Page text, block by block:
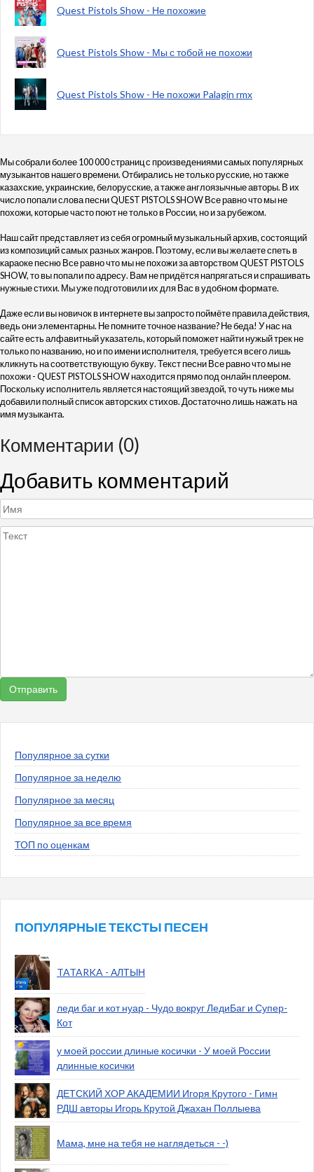
Quest Pistols Show - Не похожие
Quest Pistols Show - Мы с тобой не похожи
Quest Pistols Show - Не похожи Palagin rmx
Мы собрали более 100 000 страниц с произведениями самых популярных
музыкантов нашего времени. Отбирались не только русские, но также
казахские, украинские, белорусские, а также англоязычные авторы. В их
число попали слова песни QUEST PISTOLS SHOW Все равно что мы не
похожи, которые часто поют не только в России, но и за рубежом.
Наш сайт представляет из себя огромный музыкальный архив, состоящий
из композиций самых разных жанров. Поэтому, если вы желаете спеть в
караоке песню Все равно что мы не похожи за авторством QUEST PISTOLS
SHOW, то вы попали по адресу. Вам не придётся напрягаться и спрашивать
нужные стихи. Мы уже подготовили их для Вас в удобном формате.
Даже если вы новичок в интернете вы запросто поймёте правила действия,
ведь они элементарны. Не помните точное название? Не беда! У нас на
сайте есть алфавитный указатель, который поможет найти нужый трек не
только по названию, но и по имени исполнителя, требуется всего лишь
кликнуть на соответствующую букву. Текст песни Все равно что мы не
похожи - QUEST PISTOLS SHOW находится прямо под онлайн плеером.
Поскольку исполнитель является настоящий звездой, то чуть ниже мы
добавили полный список авторских стихов. Достаточно лишь нажать на
имя музыканта.
Комментарии (0)
Добавить комментарий
Популярное за сутки
Популярное за неделю
Популярное за месяц
Популярное за все время
ТОП по оценкам
ПОПУЛЯРНЫЕ ТЕКСТЫ ПЕСЕН
TATARKA - АЛТЫН
леди баг и кот нуар - Чудо вокруг ЛедиБаг и Супер-
Кот
у моей россии длиные косички - У моей России
длинные косички
ДЕТСКИЙ ХОР АКАДЕМИИ Игоря Крутого - Гимн
РДШ авторы Игорь Крутой Джахан Поллыева
Мама, мне на тебя не наглядеться - -)